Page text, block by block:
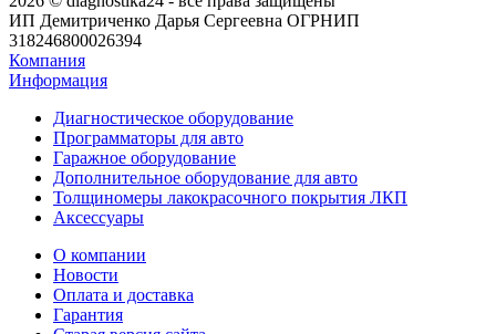
ИП Демитриченко Дарья Сергеевна ОГРНИП
318246800026394
Компания
Информация
Диагностическое оборудование
Программаторы для авто
Гаражное оборудование
Дополнительное оборудование для авто
Толщиномеры лакокрасочного покрытия ЛКП
Аксессуары
О компании
Новости
Оплата и доставка
Гарантия